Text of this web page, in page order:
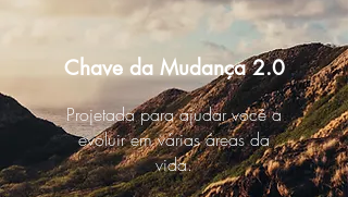
Chave da Mudança 2.0
Projetada para ajudar você a
evoluir em várias áreas da
vida.